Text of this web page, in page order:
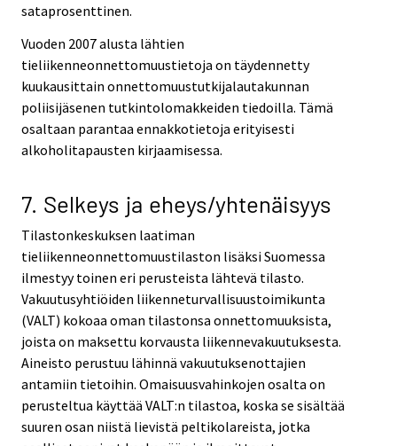
sataprosenttinen.
Vuoden 2007 alusta lähtien
tieliikenneonnettomuustietoja on täydennetty
kuukausittain onnettomuustutkijalautakunnan
poliisijäsenen tutkintolomakkeiden tiedoilla. Tämä
osaltaan parantaa ennakkotietoja erityisesti
alkoholitapausten kirjaamisessa.
7. Selkeys ja eheys/yhtenäisyys
Tilastonkeskuksen laatiman
tieliikenneonnettomuustilaston lisäksi Suomessa
ilmestyy toinen eri perusteista lähtevä tilasto.
Vakuutusyhtiöiden liikenneturvallisuustoimikunta
(VALT) kokoaa oman tilastonsa onnettomuuksista,
joista on maksettu korvausta liikennevakuutuksesta.
Aineisto perustuu lähinnä vakuutuksenottajien
antamiin tietoihin. Omaisuusvahinkojen osalta on
perusteltua käyttää VALT:n tilastoa, koska se sisältää
suuren osan niistä lievistä peltikolareista, jotka